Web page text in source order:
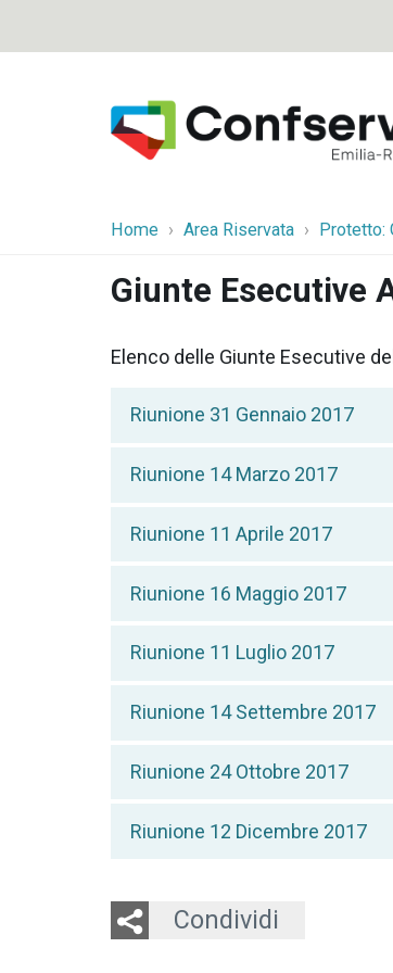
Home Area Riservata Protetto:
Giunte Esecutive
Elenco delle Giunte Esecutive
Riunione 31 Gennaio 2017
Riunione 14 Marzo 2017
Riunione 11 Aprile 2017
Riunione 16 Maggio 2017
Riunione 11 Luglio 2017
Riunione 14 Settembre 2017
Riunione 24 Ottobre 2017
Riunione 12 Dicembre 2017
Condividi
Twitter
LinkedIn
Email